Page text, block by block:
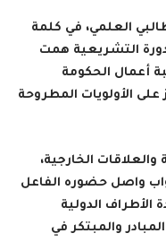
العلمي، في كلمة
التشريعية همت
أعمال الحكومة
الأولويات المطروحة
الخارجية،
واصل حضوره الفاعل
الأطراف الدولية
والمبتكر في